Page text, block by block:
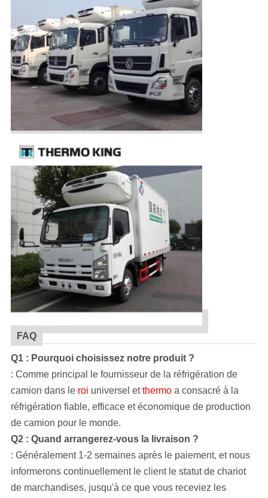
FAQ
Q1 : Pourquoi choisissez notre produit ?
: Comme principal le fournisseur dela réfrigération de
camion dans le roi universel etthermo a consacré àla
réfrigération fiable, efficace et économique de production
de camion pour le monde.
Q2 : Quand arrangerez-vous la livraison ?
: Généralement 1-2 semaines après le paiement, et nous
informerons continuellement le client le statut de chariot
de marchandises, jusqu'à ce que vous receviez les